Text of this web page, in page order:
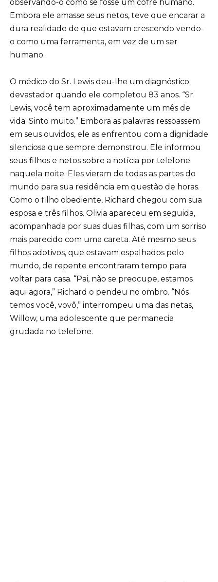
observando-o como se fosse um cofre humano.
Embora ele amasse seus netos, teve que encarar a
dura realidade de que estavam crescendo vendo-
o como uma ferramenta, em vez de um ser
humano.
O médico do Sr. Lewis deu-lhe um diagnóstico
devastador quando ele completou 83 anos. “Sr.
Lewis, você tem aproximadamente um mês de
vida. Sinto muito.” Embora as palavras ressoassem
em seus ouvidos, ele as enfrentou com a dignidade
silenciosa que sempre demonstrou. Ele informou
seus filhos e netos sobre a notícia por telefone
naquela noite. Eles vieram de todas as partes do
mundo para sua residência em questão de horas.
Como o filho obediente, Richard chegou com sua
esposa e três filhos. Olivia apareceu em seguida,
acompanhada por suas duas filhas, com um sorriso
mais parecido com uma careta. Até mesmo seus
filhos adotivos, que estavam espalhados pelo
mundo, de repente encontraram tempo para
voltar para casa. “Pai, não se preocupe, estamos
aqui agora,” Richard o pendeu no ombro. “Nós
temos você, vovô,” interrompeu uma das netas,
Willow, uma adolescente que permanecia
grudada no telefone.